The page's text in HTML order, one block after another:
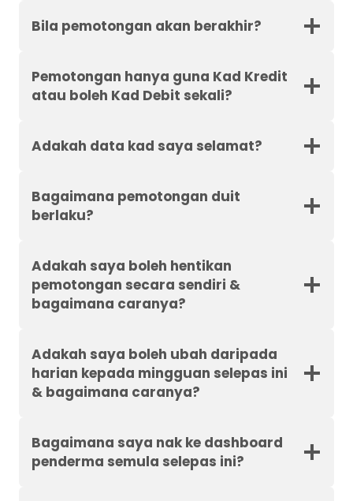
Bila pemotongan akan berakhir?
Pemotongan hanya guna Kad Kredit
atau boleh Kad Debit sekali?
Adakah data kad saya selamat?
Bagaimana pemotongan duit
berlaku?
Adakah saya boleh hentikan
pemotongan secara sendiri &
bagaimana caranya?
Adakah saya boleh ubah daripada
harian kepada mingguan selepas ini
& bagaimana caranya?
Bagaimana saya nak ke dashboard
penderma semula selepas ini?